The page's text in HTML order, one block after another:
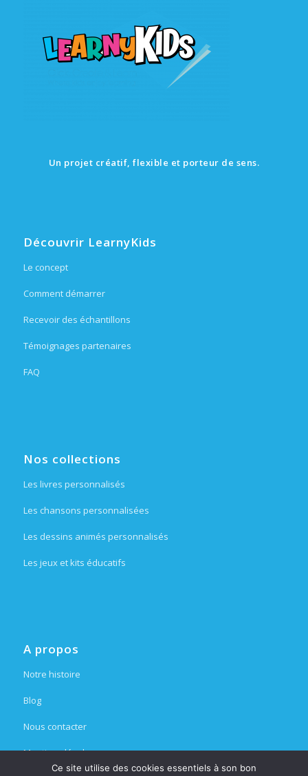
Un projet créatif, flexible et porteur de sens.
Découvrir LearnyKids
Le concept
Comment démarrer
Recevoir des échantillons
Témoignages partenaires
FAQ
Nos collections
Les livres personnalisés
Les chansons personnalisées
Les dessins animés personnalisés
Les jeux et kits éducatifs
A propos
Notre histoire
Blog
Nous contacter
Mentions légales
Ce site utilise des cookies essentiels à son bon